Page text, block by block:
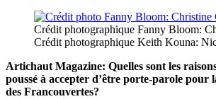
Crédit photographique Fanny Bloom:
Crédit photographique Keith Kouna:
Artichaut Magazine: Quelles sont les
poussé à accepter d’être porte-parole pour
des Francouvertes?